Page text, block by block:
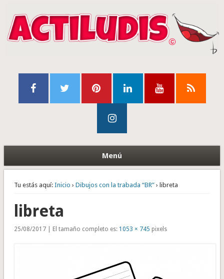
Menú
Tu estás aquí: Inicio › Dibujos con la trabada “BR”› libreta
libreta
25/08/2017 | El tamaño completo es: 1053 × 745 pixels